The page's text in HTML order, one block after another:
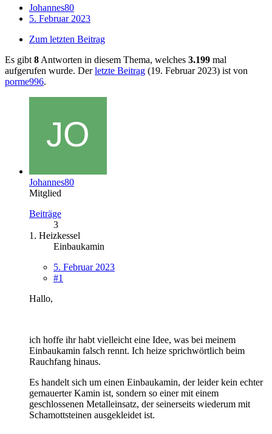
Johannes80
5. Februar 2023
Zum letzten Beitrag
Es gibt 8 Antworten in diesem Thema, welches 3.199 mal
aufgerufen wurde. Derletzte Beitrag (19. Februar 2023) ist von
porme996.
Johannes80
Mitglied
Beiträge
3
1. Heizkessel
Einbaukamin
5. Februar 2023
#1
Hallo,
ich hoffe ihr habt vielleicht eine Idee, was bei meinem
Einbaukamin falsch rennt. Ich heize sprichwörtlich beim
Rauchfang hinaus.
Es handelt sich um einen Einbaukamin, der leider kein echter
gemauerter Kamin ist, sondern so einer mit einem
geschlossenen Metalleinsatz, der seinerseits wiederum mit
Schamottsteinen ausgekleidet ist.